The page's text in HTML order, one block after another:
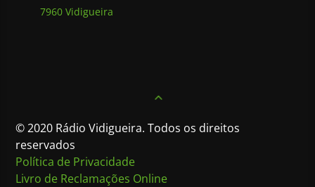
7960 Vidigueira
© 2020 Rádio Vidigueira. Todos os direitos
reservados
Política de Privacidade
Livro de Reclamações Online